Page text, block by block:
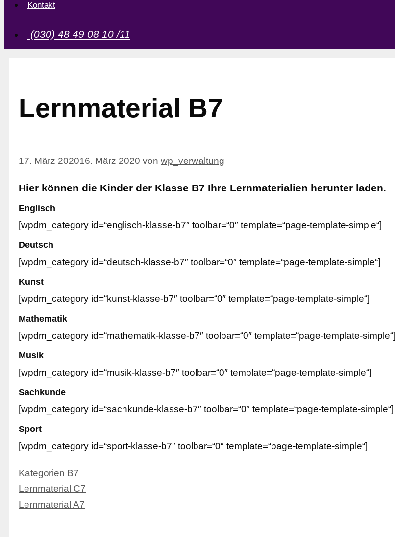
Kontakt
(030) 48 49 08 10 /11
Lernmaterial B7
17. März 202016. März 2020 von wp_verwaltung
Hier können die Kinder der Klasse B7 Ihre Lernmaterialien herunter laden.
Englisch
[wpdm_category id=“englisch-klasse-b7″ toolbar=“0″ template=“page-template-simple“]
Deutsch
[wpdm_category id=“deutsch-klasse-b7″ toolbar=“0″ template=“page-template-simple“]
Kunst
[wpdm_category id=“kunst-klasse-b7″ toolbar=“0″ template=“page-template-simple“]
Mathematik
[wpdm_category id=“mathematik-klasse-b7″ toolbar=“0″ template=“page-template-simple“]
Musik
[wpdm_category id=“musik-klasse-b7″ toolbar=“0″ template=“page-template-simple“]
Sachkunde
[wpdm_category id=“sachkunde-klasse-b7″ toolbar=“0″ template=“page-template-simple“]
Sport
[wpdm_category id=“sport-klasse-b7″ toolbar=“0″ template=“page-template-simple“]
Kategorien B7
Lernmaterial C7
Lernmaterial A7